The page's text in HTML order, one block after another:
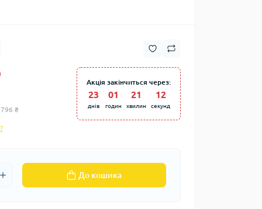
796 ₴
Акція закінчиться через:
23
днів
01
годин
21
хвилин
11
секунд
До кошика